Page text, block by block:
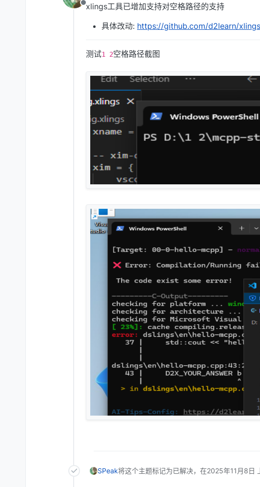
离线
xlings工具已增加支持对空格路径的支持
具体改动: https://github.com/d2learn/
测试1 2空格路径截图
SPeak将这个主题标记为已解决，在2025年11月8日